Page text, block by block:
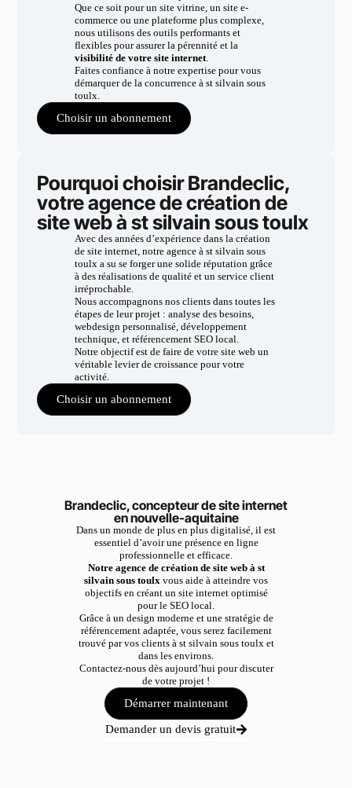
Que ce soit pour un site vitrine, un site e-
commerce ou une plateforme plus complexe,
nous utilisons des outils performants et
flexibles pour assurer la pérennité et la
visibilité de votre site internet.
Faites confiance à notre expertise pour vous
démarquer de la concurrence à st silvain sous
toulx.
Choisir un abonnement
Pourquoi choisir Brandeclic,
votre agence de création de
site web à st silvain sous toulx
Avec des années d’expérience dans la création
de site internet, notre agence à st silvain sous
toulx a su se forger une solide réputation grâce
à des réalisations de qualité et un service client
irréprochable.
Nous accompagnons nos clients dans toutes les
étapes de leur projet : analyse des besoins,
webdesign personnalisé, développement
technique, et référencement SEO local.
Notre objectif est de faire de votre site web un
véritable levier de croissance pour votre
activité.
Choisir un abonnement
Brandeclic, concepteur de site internet
en nouvelle-aquitaine
Dans un monde de plus en plus digitalisé, il est
essentiel d’avoir une présence en ligne
professionnelle et efficace.
Notre agence de création de site web à st
silvain sous toulx vous aide à atteindre vos
objectifs en créant un site internet optimisé
pour le SEO local.
Grâce à un design moderne et une stratégie de
référencement adaptée, vous serez facilement
trouvé par vos clients à st silvain sous toulx et
dans les environs.
Contactez-nous dès aujourd’hui pour discuter
de votre projet !
Démarrer maintenant
Demander un devis gratuit